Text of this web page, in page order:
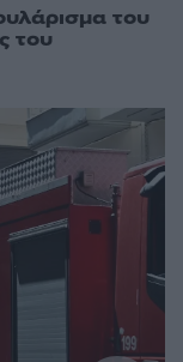
του
του